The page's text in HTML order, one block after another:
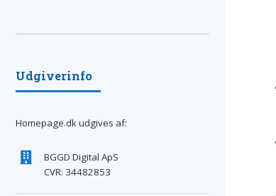
Udgiverinfo
Homepage.dk udgives af:
BGGD Digital ApS
CVR: 34482853